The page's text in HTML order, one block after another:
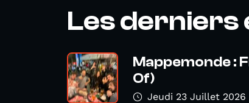
Les derniers
Mappemonde :
Of)
Jeudi 23 Juillet 2026